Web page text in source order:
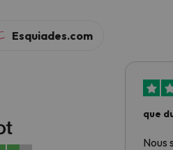
Esquiades.com
que
Nous